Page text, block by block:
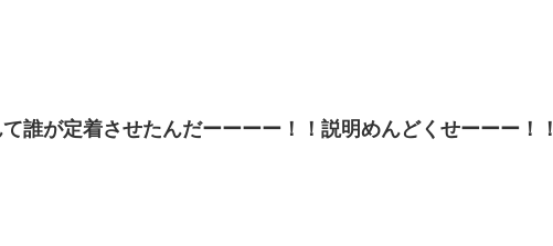
誰が定着させたんだーーーー！！説明めんどくせーーー！！